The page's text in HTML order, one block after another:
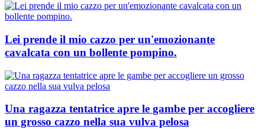
Lei prende il mio cazzo per un'emozionante
cavalcata con un bollente pompino.
Una ragazza tentatrice apre le gambe per accogliere
un grosso cazzo nella sua vulva pelosa